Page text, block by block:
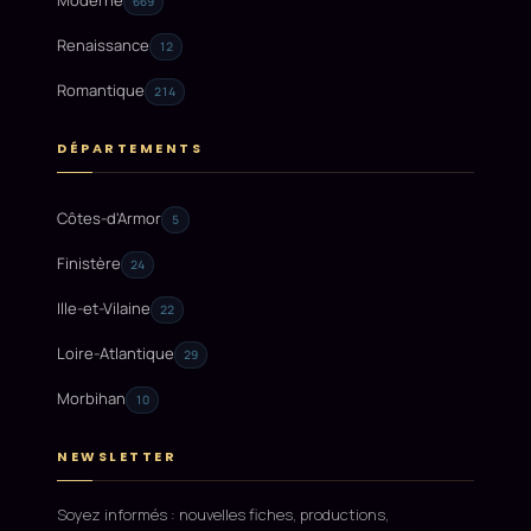
Renaissance 12
Romantique 214
DÉPARTEMENTS
Côtes-d'Armor 5
Finistère 24
Ille-et-Vilaine 22
Loire-Atlantique 29
Morbihan 10
NEWSLETTER
Soyez informés : nouvelles fiches, productions,